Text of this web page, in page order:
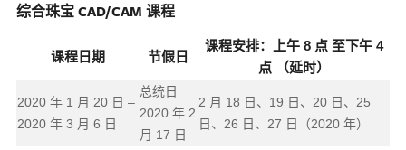
综合珠宝 CAD/CAM 课程
课程日期 节假日
课程安排：上午 8 点 至下午 4
点 （延时）
2020 年 1 月 20 日 –
2020 年 3 月 6 日
总统日
2020 年 2
月 17 日
2 月 18 日、19 日、20 日、25
日、26 日、27 日（2020 年）